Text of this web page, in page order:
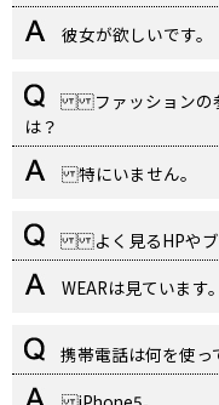
彼女が欲しいです。
ファッションの参
は？
特にいません。
よく見るHPや
WEARは見てい
携帯電話は何を使っ